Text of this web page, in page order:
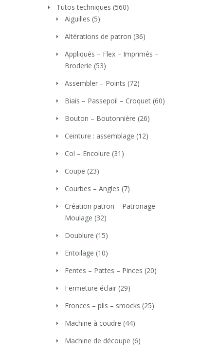
Tutos techniques (560)
Aiguilles (5)
Altérations de patron (36)
Appliqués – Flex – Imprimés –
Broderie (53)
Assembler – Points (72)
Biais – Passepoil – Croquet (60)
Bouton – Boutonnière (26)
Ceinture : assemblage (12)
Col – Encolure (31)
Coupe (23)
Courbes – Angles (7)
Création patron – Patronage –
Moulage (32)
Doublure (15)
Entoilage (10)
Fentes – Pattes – Pinces (20)
Fermeture éclair (29)
Fronces – plis – smocks (25)
Machine à coudre (44)
Machine de découpe (6)